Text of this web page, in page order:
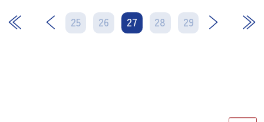
25 26 27 28 29
次 最後